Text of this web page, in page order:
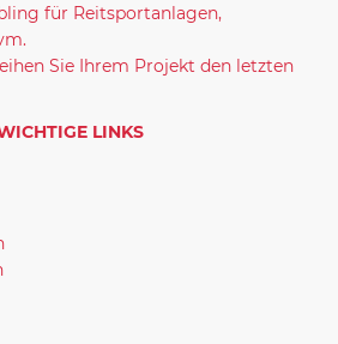
für Reitsportanlagen,
Sie Ihrem Projekt den letzten
LINKS